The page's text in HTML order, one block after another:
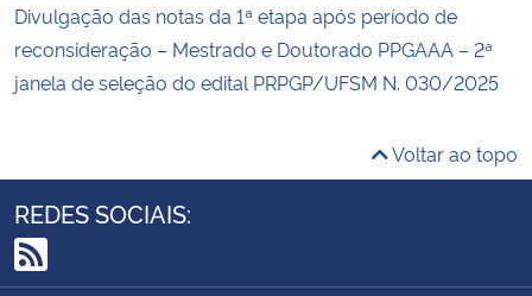
Divulgação das notas da 1ª etapa após período de
reconsideração – Mestrado e Doutorado PPGAAA – 2ª
janela de seleção do edital PRPGP/UFSM N. 030/2025
Voltar ao topo
REDES SOCIAIS: